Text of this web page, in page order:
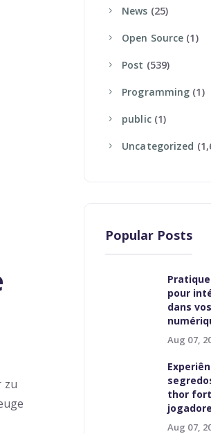
zu
News (25)
Open Source (1)
Post (539)
Programming (1)
Public(1)
Uncategorized
Popular Posts
pour
dans
Aug 07,
thor
Aug 07,